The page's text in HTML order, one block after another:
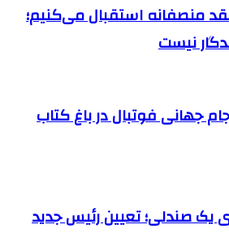
منصفانه استقبال می‌کنیم؛
نیست
جهانی فوتبال در باغ کتاب
یک صندلی؛ تعیین رئیس جدید